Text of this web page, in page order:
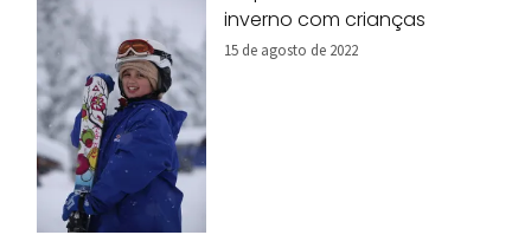
inverno com crianças
15 de agosto de 2022